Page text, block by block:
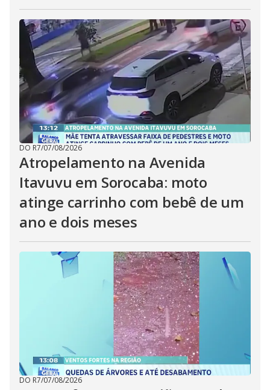
DO R7/07/08/2026
Atropelamento na Avenida
Itavuvu em Sorocaba: moto
atinge carrinho com bebê de um
ano e dois meses
DO R7/07/08/2026